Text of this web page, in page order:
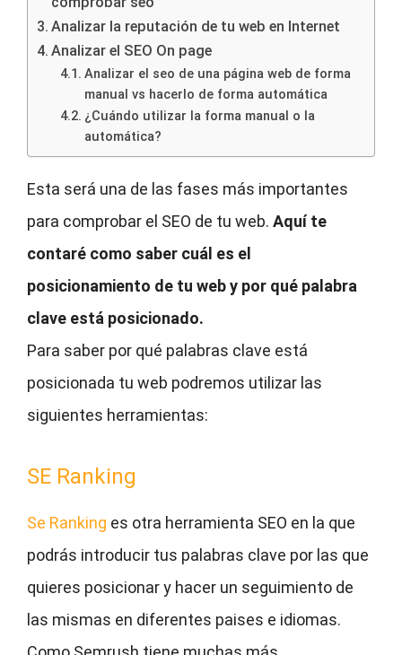
Analizar la reputación de tu web en Internet
Analizar el SEO On page
Analizar el seo de una página web de forma
manual vs hacerlo de forma automática
¿Cuándo utilizar la forma manual o la
automática?
Esta será una de las fases más importantes
para comprobar el SEO de tu web. Aquí te
contaré como saber cuál es el
posicionamiento de tu web y por qué palabra
clave está posicionado.
Para saber por qué palabras clave está
posicionada tu web podremos utilizar las
siguientes herramientas:
SE Ranking
Se Ranking es otra herramienta SEO en la que
podrás introducir tus palabras clave por las que
quieres posicionar y hacer un seguimiento de
las mismas en diferentes paises e idiomas.